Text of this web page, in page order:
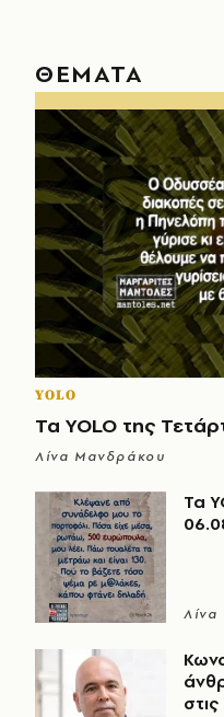
ΘΕΜΑΤΑ
YOLO
Τα YOLO της
Λίνα Μανδράκου
Τα